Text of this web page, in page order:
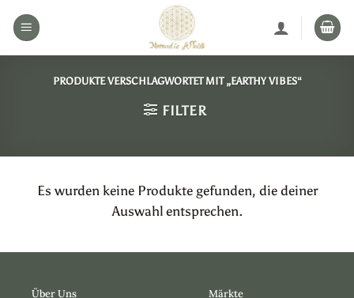
Inhalt
PRODUKTE VERSCHLAGWORTET MIT „EARTHY VIBES“
FILTER
Es wurden keine Produkte gefunden, die deiner
Auswahl entsprechen.
Über Uns Märkte